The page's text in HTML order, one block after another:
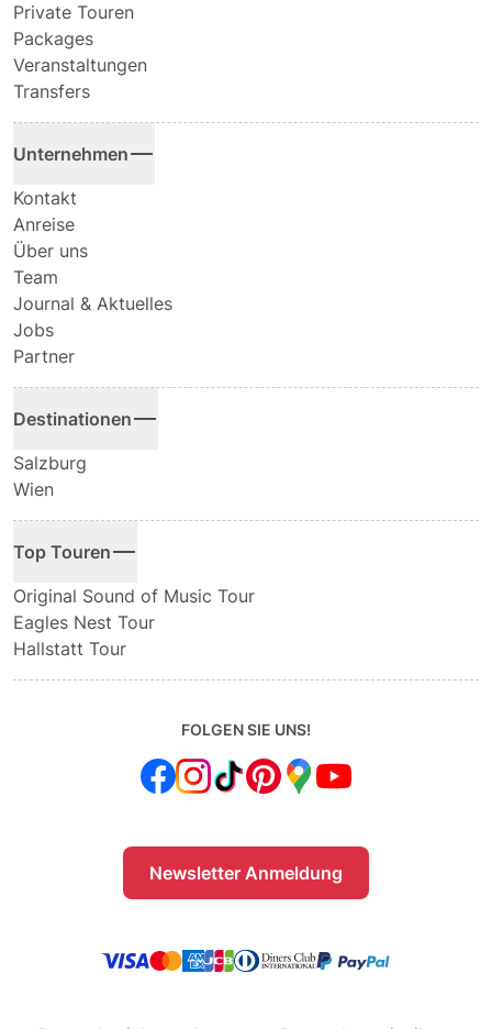
Private Touren
Packages
Veranstaltungen
Transfers
Unternehmen
Kontakt
Anreise
Über uns
Team
Journal & Aktuelles
Jobs
Partner
Destinationen
Salzburg
Wien
Top Touren
Original Sound of Music Tour
Eagles Nest Tour
Hallstatt Tour
FOLGEN SIE UNS!
Newsletter Anmeldung